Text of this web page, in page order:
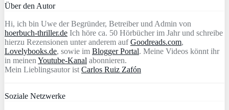
Über den Autor
Hi, ich bin Uwe der Begründer, Betreiber und Admin von
hoerbuch-thriller.de Ich höre ca. 50 Hörbücher im Jahr und schreibe
hierzu Rezensionen unter anderem aufGoodreads.com,
Lovelybooks.de, sowie im Blogger Portal. Meine Videos könnt ihr
in meinen Youtube-Kanal abonnieren.
Mein Lieblingsautor ist Carlos Ruiz Zafón
Soziale Netzwerke